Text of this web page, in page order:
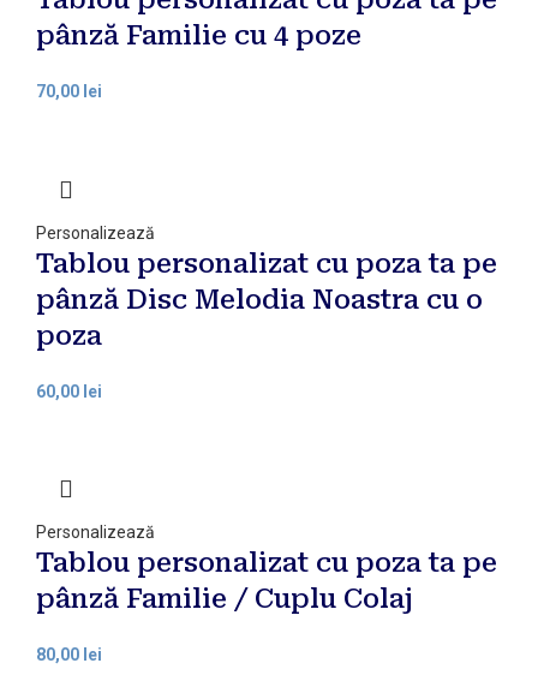
pânză Familie cu 4 poze
lei
Personalizează
Tablou personalizat cu poza ta pe
pânză Disc Melodia Noastra cu o
poza
lei
Personalizează
Tablou personalizat cu poza ta pe
pânză Familie / Cuplu Colaj
lei